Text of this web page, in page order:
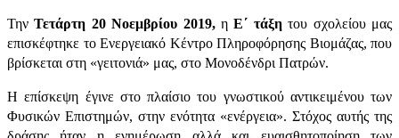
ΤηνΤετάρτη 20 Νοεμβρίου 2019,ηΕ΄ τάξητου σχολείου μας
επισκέφτηκε το Ενεργειακό Κέντρο Πληροφόρησης Βιομάζας, που
βρίσκεται στη «γειτονιά» μας, στο Μονοδένδρι Πατρών.
Η επίσκεψη έγινε στο πλαίσιο του γνωστικού αντικειμένου των
Φυσικών Επιστημών, στην ενότητα «ενέργεια». Στόχος αυτής της